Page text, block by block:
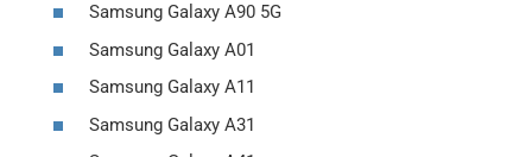
Samsung Galaxy A90 5G
Samsung Galaxy A01
Samsung Galaxy A11
Samsung Galaxy A31